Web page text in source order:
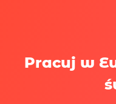
Pracuj w